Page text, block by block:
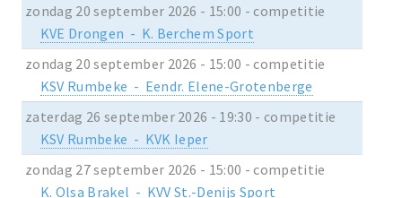
zondag 20 september 2026 - 15:00 - competitie
KVE Drongen - K. Berchem Sport
zondag 20 september 2026 - 15:00 - competitie
KSV Rumbeke - Eendr. Elene-Grotenberge
zaterdag 26 september 2026 - 19:30 - competitie
KSV Rumbeke - KVK Ieper
zondag 27 september 2026 - 15:00 - competitie
K. Olsa Brakel - KVV St.-Denijs Sport